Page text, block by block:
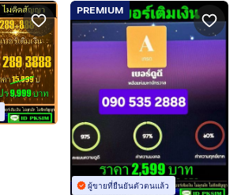
PREMIUM
ผู้ขายที่ยืนยันตัวตนแล้ว